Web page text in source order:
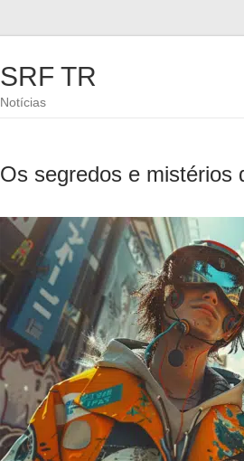
SRF TR
Notícias
Os segredos e mistérios